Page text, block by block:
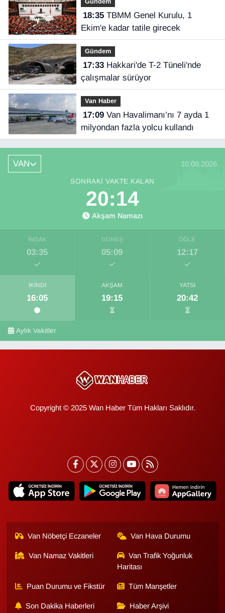
18:35TBMM Genel Kurulu, 1
Ekim'e kadar tatile girecek
Gündem
17:33Hakkari'de T-2 Tüneli'nde
çalışmalar sürüyor
Van Haber
17:09Van Havalimanı’nı 7 ayda 1
milyondan fazla yolcu kullandı
VAN 10.08.2026
SONRAKI VAKTE KALAN
20:13
Akşam Namazı
İMSAK
03:35
GÜNEŞ
05:09
ÖĞLE
12:17
İKINDI
16:05
AKŞAM
19:15
YATSI
20:42
Aylık Vakitler
Copyright © 2025 Wan Haber Tüm Hakları Saklıdır.
Van Nöbetçi Eczaneler Van Hava Durumu
Van Namaz Vakitleri
Van Trafik Yoğunluk
Haritası
Puan Durumu ve Fikstür Tüm Manşetler
Son Dakika Haberleri Haber Arşivi